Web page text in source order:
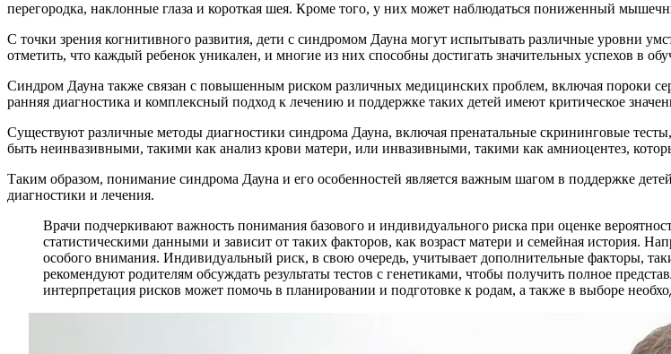
перегородка, наклонные глаза и короткая шея. Кроме того, у них может наблюдаться пониженный
С точки зрения когнитивного развития, дети с синдромом Дауна могут испытывать различные уровни
отметить, что каждый ребенок уникален, и многие из них способны достигать значительных успехов в
Синдром Дауна также связан с повышенным риском различных медицинских проблем, включая пороки
ранняя диагностика и комплексный подход к лечению и поддержке таких детей имеют критическое
Существуют различные методы диагностики синдрома Дауна, включая пренатальные скрининговые
быть неинвазивными, такими как анализ крови матери, или инвазивными, такими как амниоцентез,
Таким образом, понимание синдрома Дауна и его особенностей является важным шагом в поддержке
диагностики и лечения.
Врачи подчеркивают важность понимания базового и индивидуального риска при оценке
статистическими данными и зависит от таких факторов, как возраст матери и семейная история.
особого внимания. Индивидуальный риск, в свою очередь, учитывает дополнительные факторы,
рекомендуют родителям обсуждать результаты тестов с генетиками, чтобы получить полное
интерпретация рисков может помочь в планировании и подготовке к родам, а также в выборе